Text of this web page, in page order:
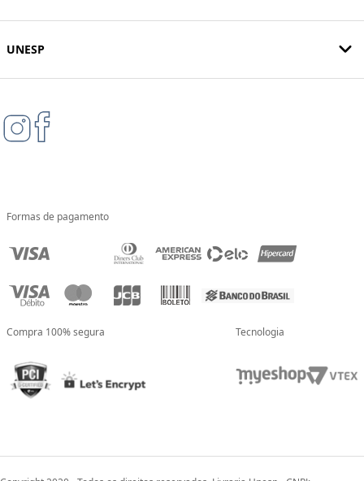
UNESP
Formas de pagamento
Compra 100% segura Tecnologia